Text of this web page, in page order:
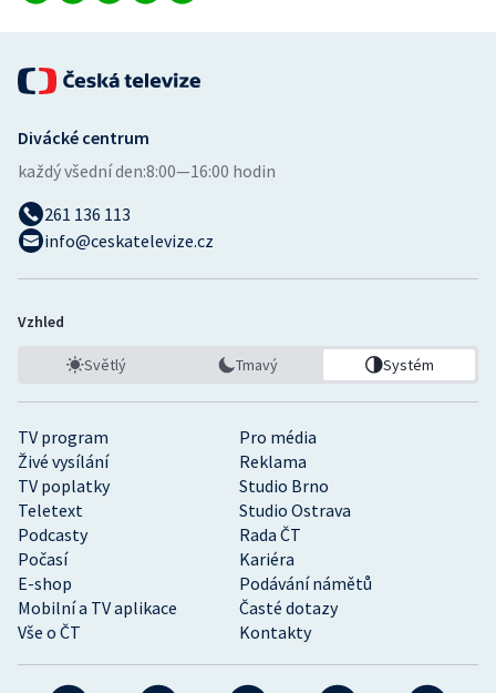
TV program
Pro média
Živé vysílání
Reklama
TV poplatky
Studio Brno
Teletext
Studio Ostrava
Podcasty
Rada ČT
Počasí
Kariéra
E-shop
Podávání námětů
Mobilní a TV aplikace
Časté dotazy
Vše o ČT
Kontakty
Divácké centrum
každý všední den:8:00—16:00 hodin
261 136 113
info@ceskatelevize.cz
Vzhled
Světlý Tmavý Systém